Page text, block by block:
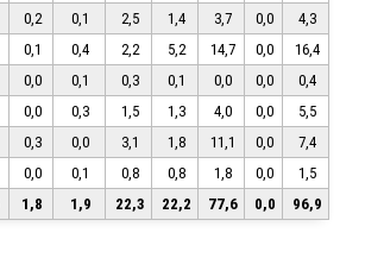
0,2 0,1 2,5 1,4 3,7 0,0
4,3
0,1 0,4 2,2 5,2 14,7 0,0
16,4
0,0 0,1 0,3 0,1 0,0 0,0
0,4
0,0 0,3 1,5 1,3 4,0 0,0
5,5
0,3 0,0 3,1 1,8 11,1 0,0
7,4
0,0 0,1 0,8 0,8 1,8 0,0
1,5
1,8 1,9 22,3 22,2 77,6 0,0 96,9